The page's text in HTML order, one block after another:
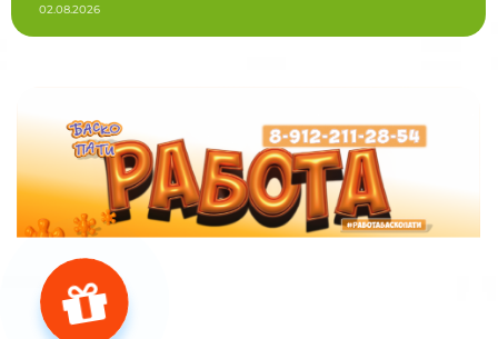
02.08.2026